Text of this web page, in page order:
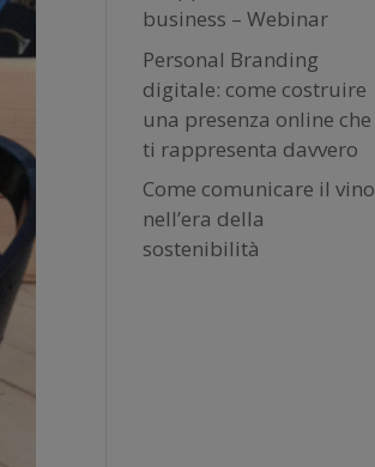
business – Webinar
Personal Branding
digitale: come costruire
una presenza online che
ti rappresenta davvero
Come comunicare il vino
nell’era della
sostenibilità